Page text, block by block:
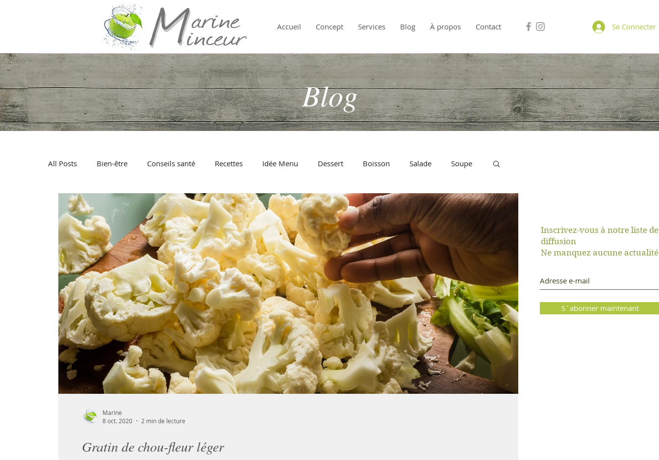
Accueil Concept Services Blog À propos Contact Se Connecter
Blog
All Posts Bien-être Conseils santé Recettes Idée Menu Dessert Boisson Salade Soupe
Poisson Viande Fruits de mer Pâtes Oeuf Au Four Tomate Fromage A Partager
Fruit Eté Hiver Printemps Automne Barbecue Légumes verts Petit déjeuner
Organisation Végétarien Cuisine du monde Batch cooking Anti gaspi
Gratin de chou-fleur léger
Marine
8 oct. 2020
2 min de lecture
Inscrivez-vous à notre liste de
diffusion
Ne manquez aucune actualité
S`abonner maintenant